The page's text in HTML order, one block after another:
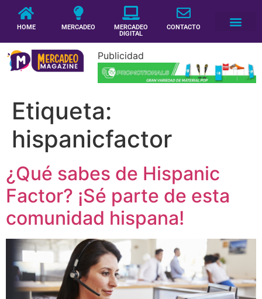
HOME MERCADEO
MERCADEO
DIGITAL
CONTACTO
Publicidad
Etiqueta:
hispanicfactor
¿Qué sabes de Hispanic
Factor? ¡Sé parte de esta
comunidad hispana!